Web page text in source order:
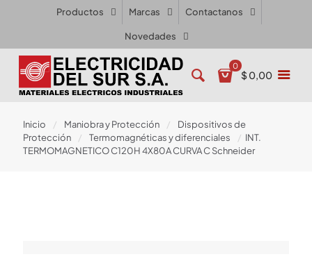
Productos Marcas Contactanos
Novedades
0
$ 0,00
Inicio / Maniobra y Protección /
Dispositivos de
Protección
/ Termomagnéticas y diferenciales / INT.
TERMOMAGNETICO C120H 4X80A CURVA C Schneider